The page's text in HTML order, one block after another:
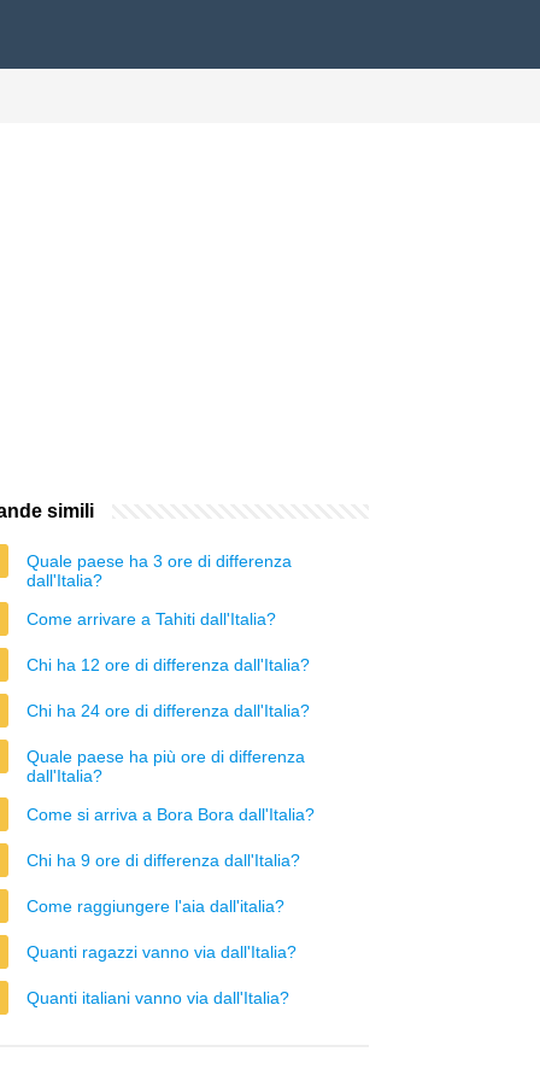
simili
Quale paese ha 3 ore di differenza
dall'Italia?
Come arrivare a Tahiti dall'Italia?
Chi ha 12 ore di differenza dall'Italia?
Chi ha 24 ore di differenza dall'Italia?
Quale paese ha più ore di differenza
dall'Italia?
Come si arriva a Bora Bora dall'Italia?
Chi ha 9 ore di differenza dall'Italia?
Come raggiungere l'aia dall'italia?
Quanti ragazzi vanno via dall'Italia?
Quanti italiani vanno via dall'Italia?